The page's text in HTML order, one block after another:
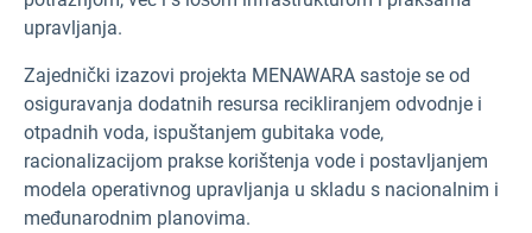
upravljanja.
Zajednički izazovi projekta MENAWARA sastoje se od
osiguravanja dodatnih resursa recikliranjem odvodnje i
otpadnih voda, ispuštanjem gubitaka vode,
racionalizacijom prakse korištenja vode i postavljanjem
modela operativnog upravljanja u skladu s nacionalnim i
međunarodnim planovima.